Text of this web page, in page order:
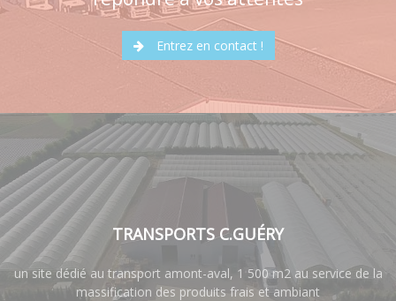
Entrez en contact !
TRANSPORTS C.GUÉRY
un site dédié au transport amont-aval, 1 500 m2 au service de la
massification des produits frais et ambiant